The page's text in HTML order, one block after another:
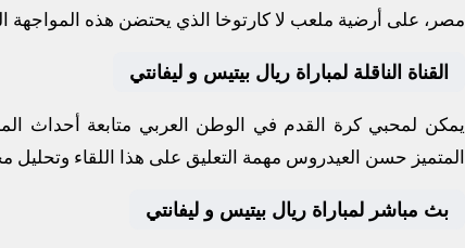
مصر، على أرضية ملعب لا كارتوخا الذي يحتضن هذه المواجهة
القناة الناقلة لمباراة ريال بيتيس و ليفانتي
يمكن لمحبي كرة القدم في الوطن العربي متابعة أحداث
المتميز حسن العيدروس مهمة التعليق على هذا اللقاء
بث مباشر لمباراة ريال بيتيس و ليفانتي